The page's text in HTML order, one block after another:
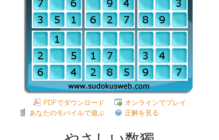
PDFでダウンロード
オンラインでプレイ
あなたのモバイルで遊ぶ
正解を見る